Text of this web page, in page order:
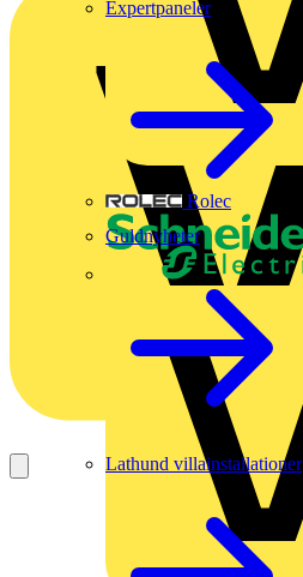
Rolec
Expertpaneler
Guldnyheter
Lathund villainstallationer